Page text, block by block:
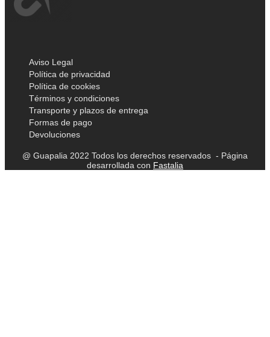
Aviso Legal
Política de privacidad
Política de cookies
Términos y condiciones
Transporte y plazos de entrega
Formas de pago
Devoluciones
@ Guapalia 2022 Todos los derechos reservados - Página
desarrollada con Fastalia